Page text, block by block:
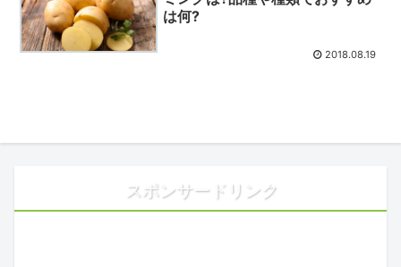
は何?
2018.08.19
スポンサードリンク